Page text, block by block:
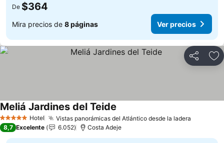
De $364
Mira precios de 8 páginas Ver precios
Compartir
5 Estrellas Hotel Vistas panorámicas del Atlántico desde la ladera
Meliá Jardines del Teide
8,7 Excelente 6.052 Costa Adeje